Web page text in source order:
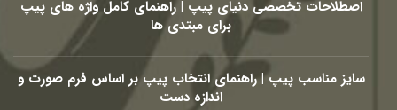
اصطلاحات تخصصی دنیای پیپ | راهنمای کامل واژه های پیپ
برای مبتدی ها
سایز مناسب پیپ | راهنمای انتخاب پیپ بر اساس فرم صورت و
اندازه دست